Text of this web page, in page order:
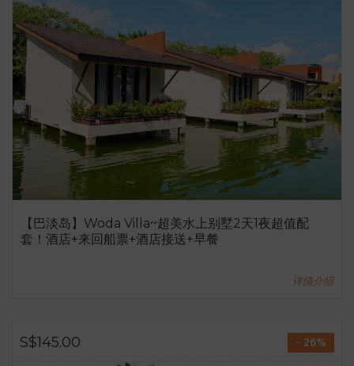
【巴淡岛】Woda Villa~超美水上别墅2天1夜超值配
套！酒店+来回船票+酒店接送+早餐
详情介绍
S$145.00 - 26%